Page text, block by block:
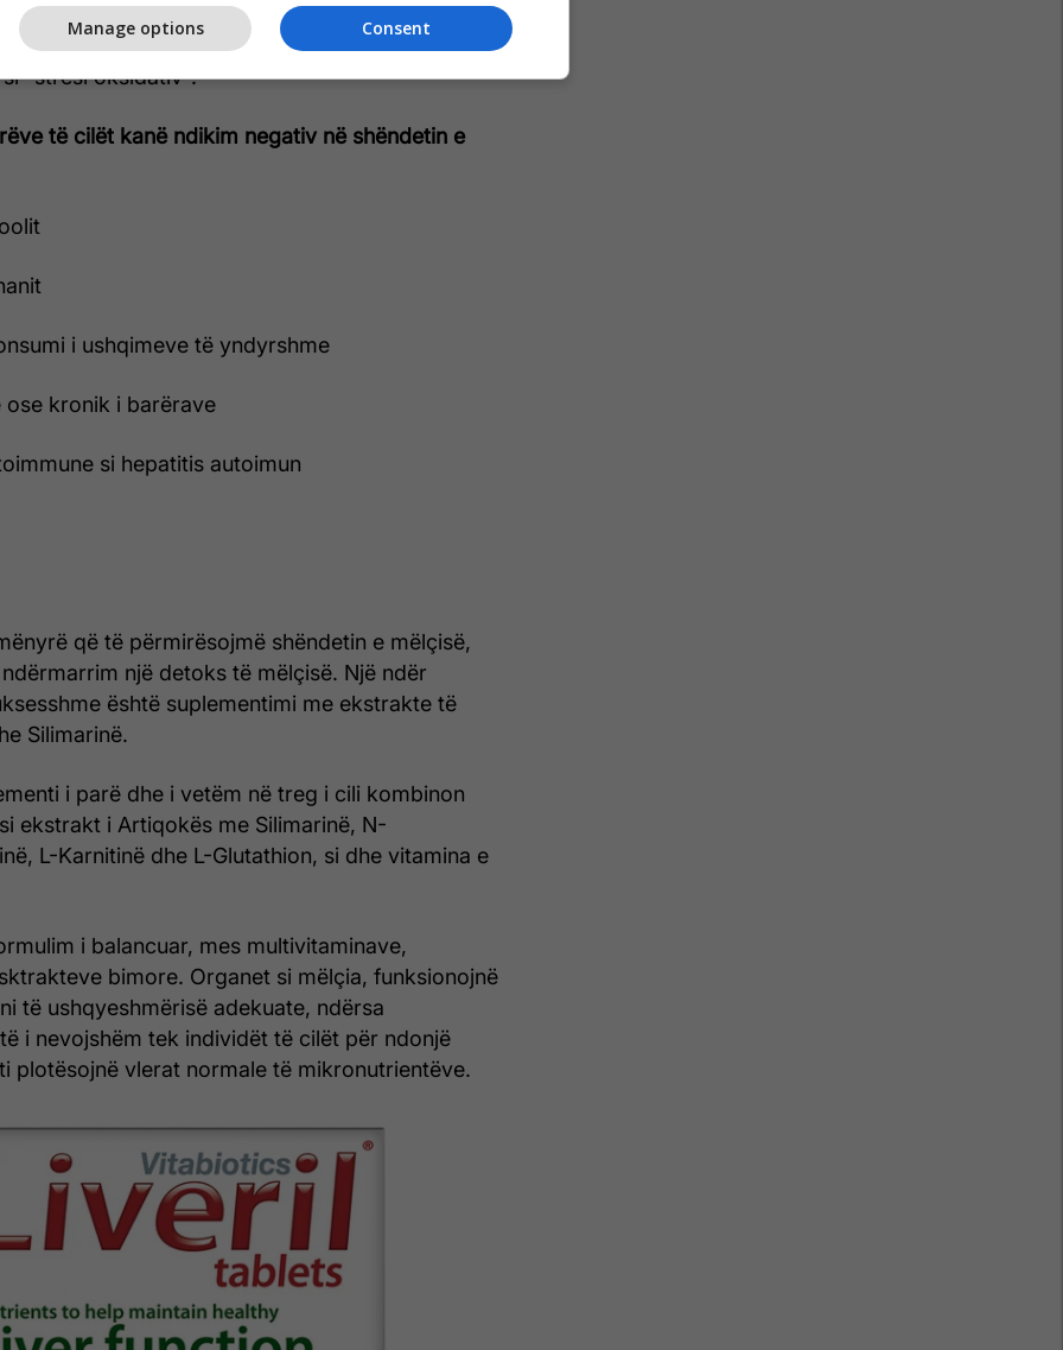
të lira, por kur nuk funksionon siç duhet
shfaqen problemet, dhe qelizat kalojnë në
"stresi oksidativ".
të cilët kanë ndikim negativ në shëndetin e
i ushqimeve të yndyrshme
kronik i barërave
si hepatitis autoimun
që të përmirësojmë shëndetin e mëlçisë,
një detoks të mëlçisë. Një ndër
është suplementimi me ekstrakte të
Silimarinë.
i parë dhe i vetëm në treg i cili kombinon
ekstrakt i Artiqokës me Silimarinë, N-
L-Karnitinë dhe L-Glutathion, si dhe vitamina e
i balancuar, mes multivitaminave,
bimore. Organet si mëlçia, funksionojnë
të ushqyeshmërisë adekuate, ndërsa
i nevojshëm tek individët të cilët për ndonjë
plotësojnë vlerat normale të mikronutrientëve.
Consent
Manage options